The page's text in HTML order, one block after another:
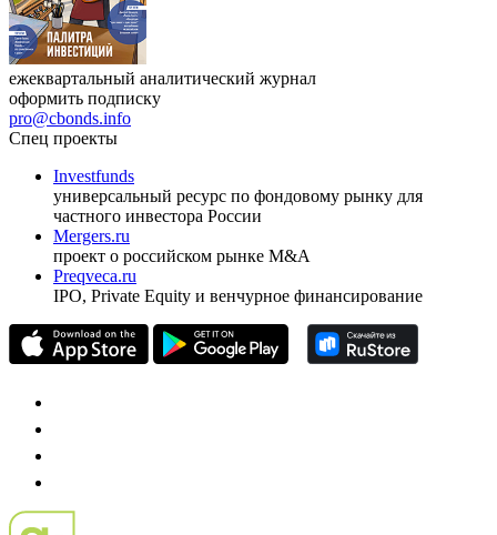
ежеквартальный аналитический журнал
оформить подписку
pro@cbonds.info
Спец проекты
Investfunds
универсальный ресурс по фондовому рынку для
частного инвестора России
Mergers.ru
проект о российском рынке M&A
Preqveca.ru
IPO, Private Equity и венчурное финансирование